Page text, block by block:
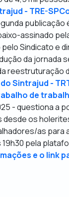
- TRE-SP
publicação
assinado
Sindicato e
da jornada
reestruturação
Sintrajud -
de
- questiona a
os
as para
pela
e o link